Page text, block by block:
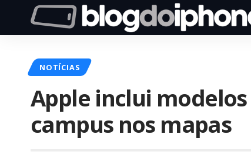
NOTÍCIAS
Apple inclui
campus nos mapas